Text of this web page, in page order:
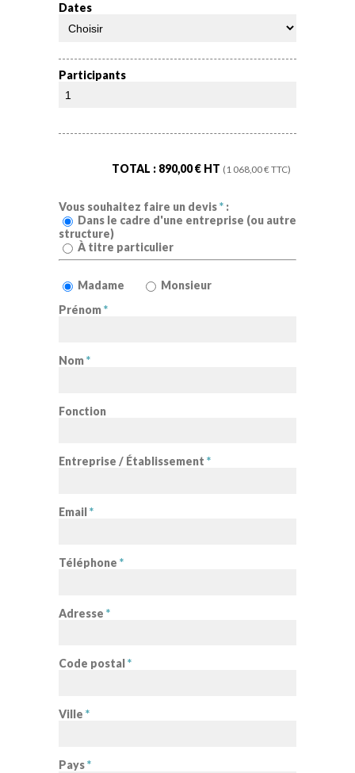
Dates
Participants
TOTAL : 890,00€ HT ( 1 068,00€ TTC)
Vous souhaitez faire un devis* :
Dans le cadre d'une entreprise (ou autre
structure)
À titre particulier
Madame
Monsieur
Prénom*
Nom*
Fonction
Entreprise / Établissement *
Email*
Téléphone *
Adresse *
Code postal *
Ville *
Pays*